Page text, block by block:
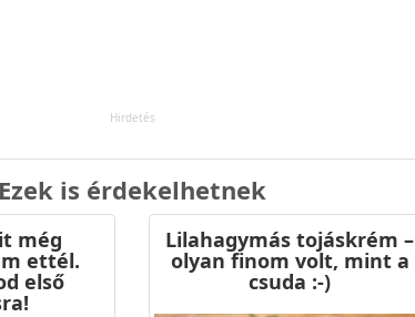
Ezek is érdekelhetnek
még
ettél.
első
Lilahagymás tojáskrém –
olyan finom volt, mint a
csuda :-)